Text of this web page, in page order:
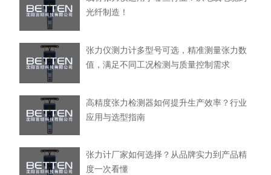
光纤制造！
张力仪测力计多型号可选，精准测量张力数
值，满足不同工况检测与质量控制需求
高精度张力检测器如何提升生产效率？行业
应用与选型指南
张力计厂家如何选择？从品牌实力到产品精
度一次看懂